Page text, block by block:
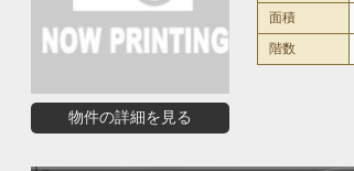
物件の詳細を見る
面積
階数